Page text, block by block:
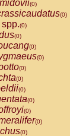
(0)
(0)
cana
cupreus
donacophilus
moloch
torquatus
spp.(0)
satanas(0)
(0)
(0)
spp.(0)
(0)
(0)
(0)
(0)
(0)
(0)
(0)
(0)
(0)
(0)